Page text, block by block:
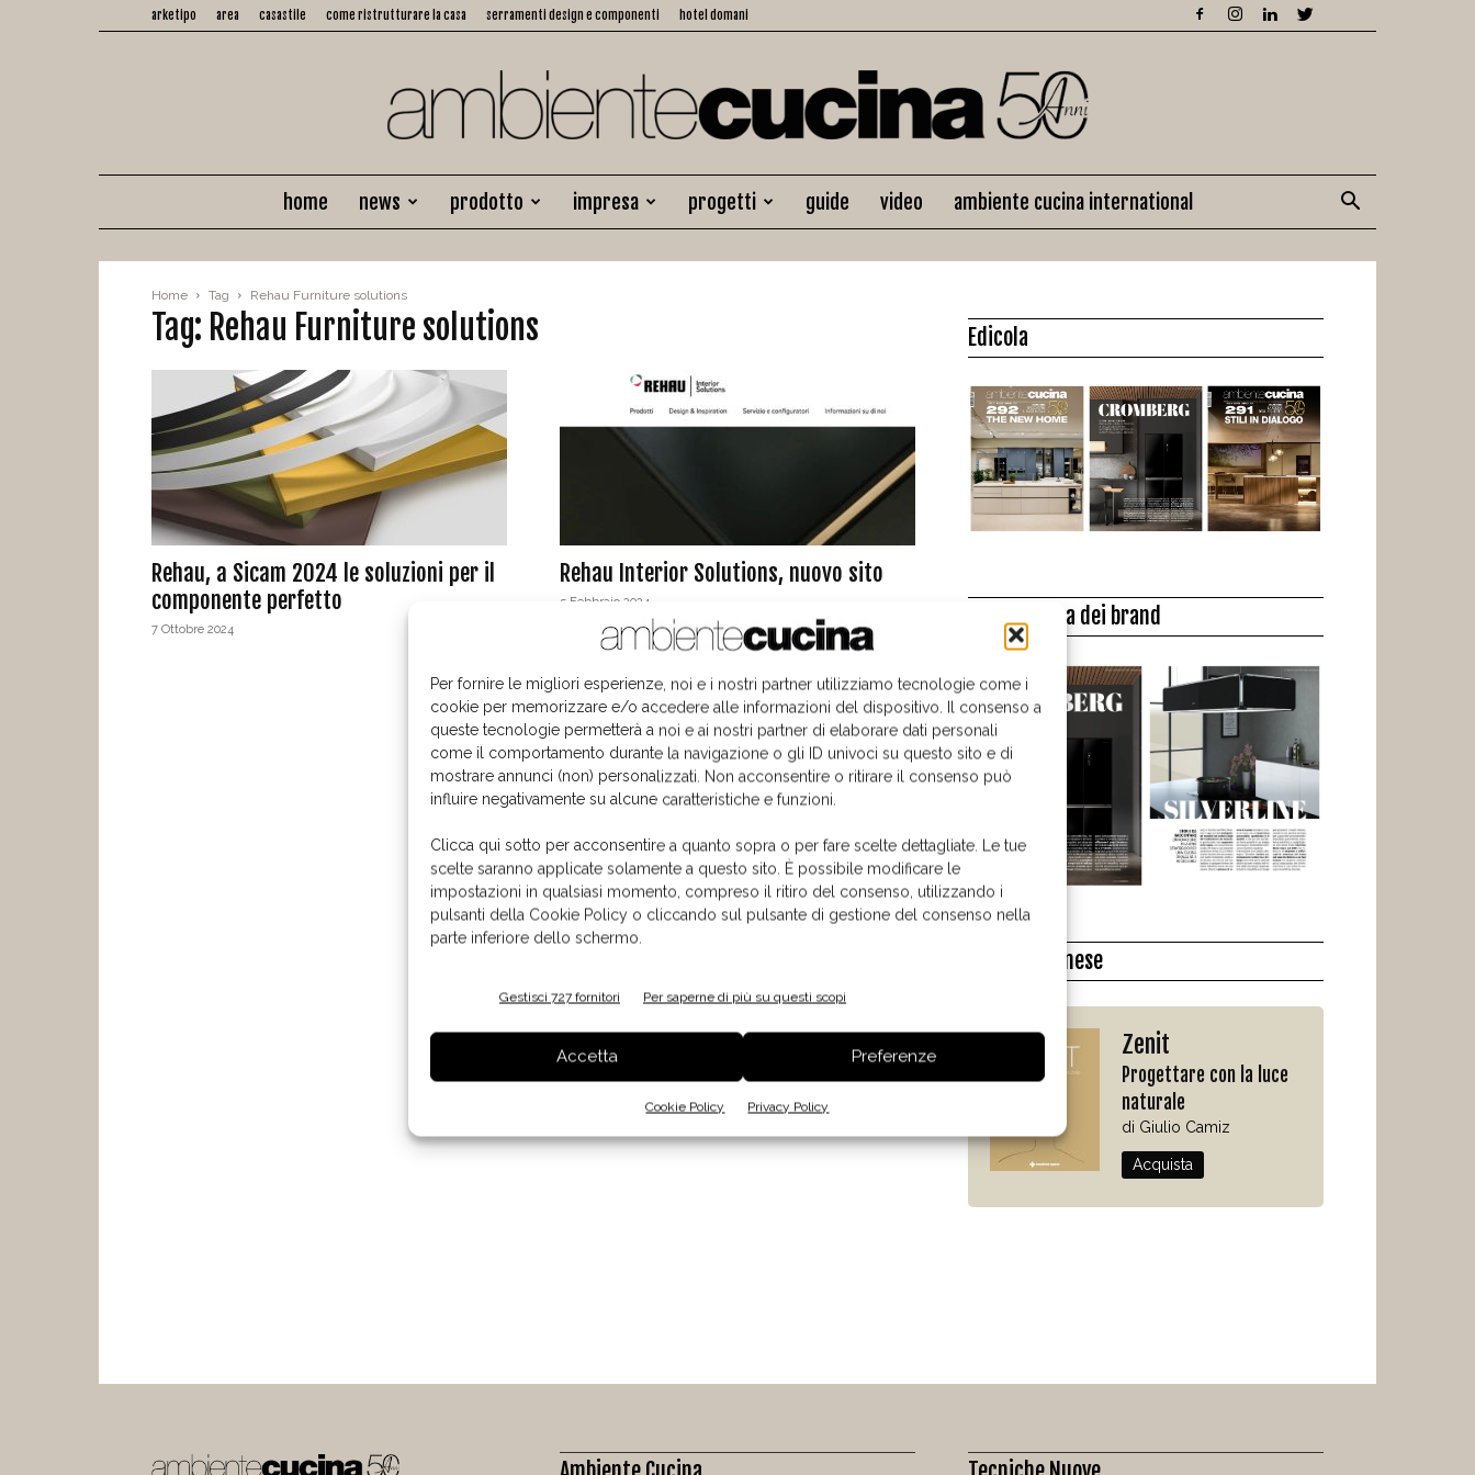
Per fornire le migliori esperienze, noi e i nostri partner utilizziamo tecnologie come i
cookie per memorizzare e/o accedere alle informazioni del dispositivo. Il consenso a
queste tecnologie permetterà a noi e ai nostri partner di elaborare dati personali
come il comportamento durante la navigazione o gli ID univoci su questo sito e di
mostrare annunci (non) personalizzati. Non acconsentire o ritirare il consenso può
influire negativamente su alcune caratteristiche e funzioni.
Clicca qui sotto per acconsentire a quanto sopra o per fare scelte dettagliate. Le tue
scelte saranno applicate solamente a questo sito. È possibile modificare le
impostazioni in qualsiasi momento, compreso il ritiro del consenso, utilizzando i
pulsanti della Cookie Policy o cliccando sul pulsante di gestione del consenso nella
parte inferiore dello schermo.
Gestisci 727 fornitori Per saperne di più su questi scopi
Accetta Preferenze
Cookie Policy Privacy Policy
arketipo area casastile come ristrutturare la casa serramenti design e componenti hotel domani
Ambiente
home news prodotto impresa progetti guide video ambiente cucina international
Home Tag Rehau Furniture solutions
Tag: Rehau Furniture solutions
Rehau, a Sicam 2024 le soluzioni per il
componente perfetto
7 Ottobre 2024
Rehau Interior Solutions, nuovo sito
5 Febbraio 2024
Edicola
La biblioteca dei brand
Il libro del mese
Zenit
Progettare con la luce
naturale
di Giulio Camiz
Acquista